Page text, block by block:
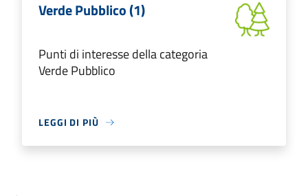
Verde Pubblico (1)
Punti di interesse della categoria
Verde Pubblico
LEGGI DI PIÙ